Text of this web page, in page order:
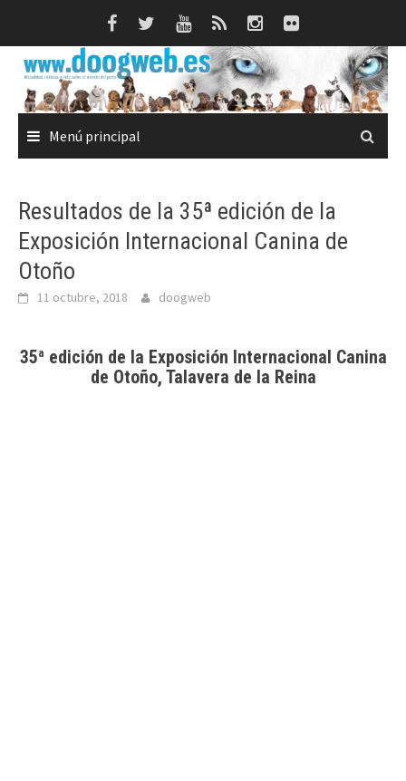
Menú principal
Resultados de la 35ª edición de la
Exposición Internacional Canina de
Otoño
11 octubre, 2018 doogweb
35ª edición de la Exposición Internacional Canina
de Otoño, Talavera de la Reina